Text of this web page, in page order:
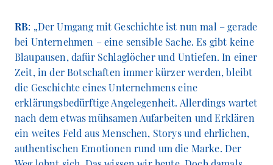
RB: „Der Umgang mit Geschichte ist nun mal – gerade
bei Unternehmen – eine sensible Sache. Es gibt keine
Blaupausen, dafür Schlaglöcher und Untiefen. In einer
Zeit, in der Botschaften immer kürzer werden, bleibt
die Geschichte eines Unternehmens eine
erklärungsbedürftige Angelegenheit. Allerdings wartet
nach dem etwas mühsamen Aufarbeiten und Erklären
ein weites Feld aus Menschen, Storys und ehrlichen,
authentischen Emotionen rund um die Marke. Der